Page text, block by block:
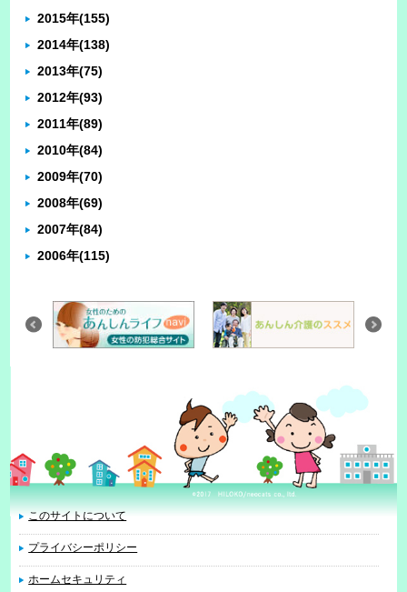
2015年(155)
2014年(138)
2013年(75)
2012年(93)
2011年(89)
2010年(84)
2009年(70)
2008年(69)
2007年(84)
2006年(115)
このサイトについて
プライバシーポリシー
ホームセキュリティ